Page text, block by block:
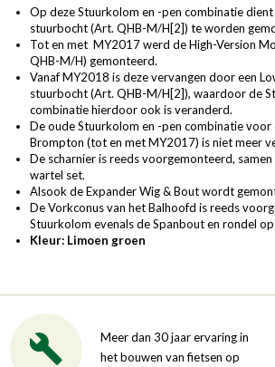
Op deze Stuurkolom en -pen combinatie
stuurbocht (Art. QHB-M/H[2]) te worden
Tot en met MY2017 werd de High-Version
QHB-M/H) gemonteerd.
Vanaf MY2018 is deze vervangen door een
stuurbocht (Art. QHB-M/H[2]), waardoor de
combinatie hierdoor ook is veranderd.
De oude Stuurkolom en -pen combinatie voor
Brompton (tot en met MY2017) is niet meer
De scharnier is reeds voorgemonteerd,
wartel set.
Alsook de Expander Wig & Bout wordt
De Vorkconus van het Balhoofd is reeds
Stuurkolom evenals de Spanbout en rondel
Kleur: Limoen groen
Meer dan 30 jaar ervaring in
het bouwen van fietsen op